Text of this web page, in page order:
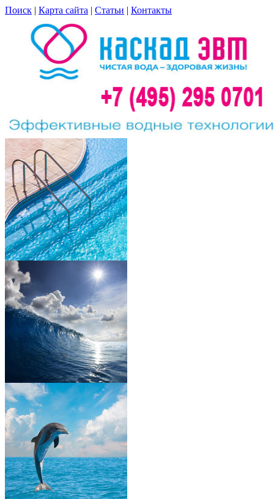
Поиск | Карта сайта | Статьи | Контакты